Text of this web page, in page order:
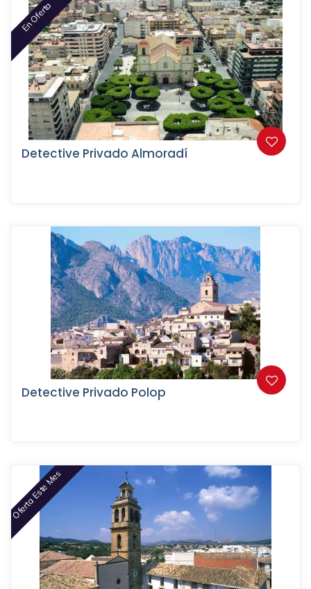
En Oferta
Detective Privado Almoradí
Detective Privado Polop
Oferta Este Mes